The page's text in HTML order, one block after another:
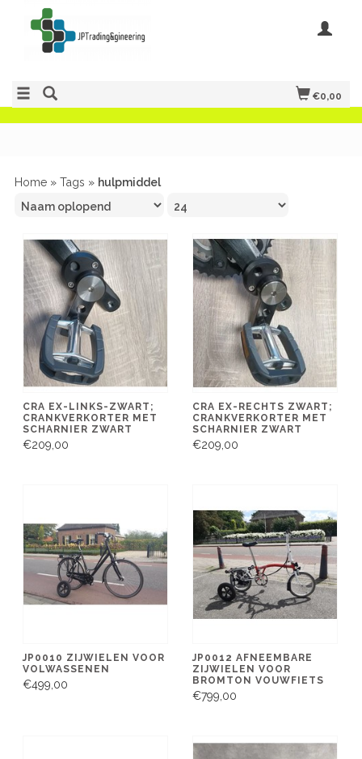
€0,00
Home » Tags » hulpmiddel
CRA EX-LINKS-ZWART;
CRANKVERKORTER MET
SCHARNIER ZWART
€209,00
CRA EX-RECHTS ZWART;
CRANKVERKORTER MET
SCHARNIER ZWART
€209,00
JP0010 ZIJWIELEN VOOR
VOLWASSENEN
€499,00
JP0012 AFNEEMBARE
ZIJWIELEN VOOR
BROMTON VOUWFIETS
€799,00